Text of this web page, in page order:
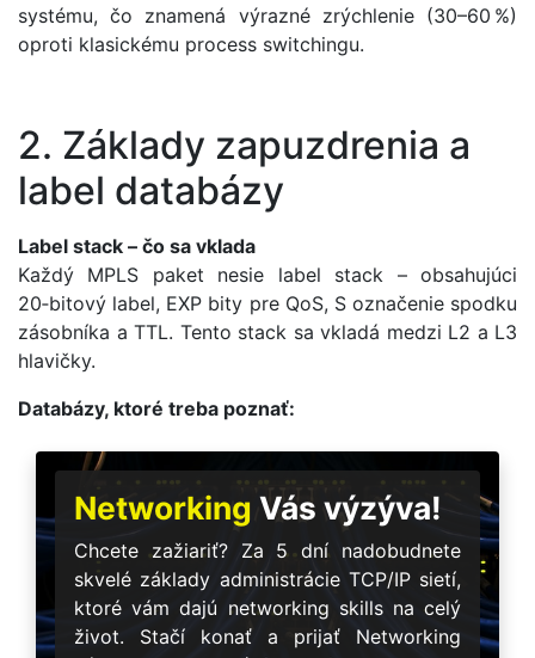
systému, čo znamená výrazné zrýchlenie (30–60 %)
oproti klasickému process switchingu.
2. Základy zapuzdrenia a
label databázy
Label stack – čo sa vklada
Každý MPLS paket nesie label stack – obsahujúci
20‑bitový label, EXP bity pre QoS, S označenie spodku
zásobníka a TTL. Tento stack sa vkladá medzi L2 a L3
hlavičky.
Databázy, ktoré treba poznať:
Networking Vás výzýva!
Chcete zažiariť? Za 5 dní nadobudnete
skvelé základy administrácie TCP/IP sietí,
ktoré vám dajú networking skills na celý
život. Stačí konať a prijať Networking